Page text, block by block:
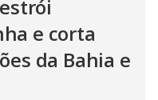
e corta
da Bahia e